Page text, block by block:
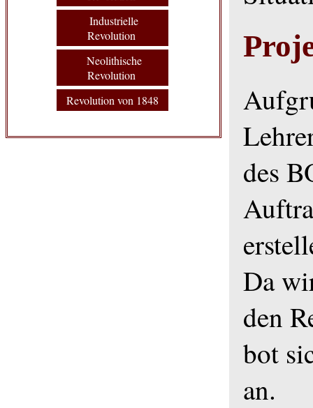
Industrielle
Revolution
Neolithische
Revolution
Revolution von 1848
des
Da
den
bot
an.